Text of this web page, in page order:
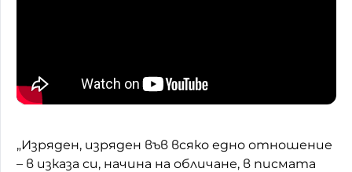
„Изряден, изряден във всяко едно отношение
– в изказа си, начина на обличане, в писмата